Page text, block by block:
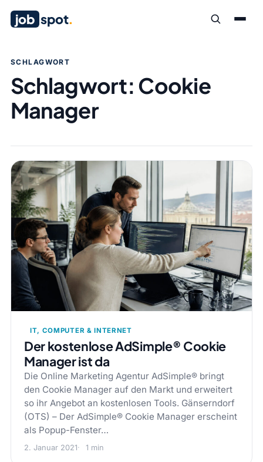
job spot.
SCHLAGWORT
Schlagwort:Cookie
Manager
IT, COMPUTER & INTERNET
Der kostenlose AdSimple® Cookie
Manager ist da
Die Online Marketing Agentur AdSimple® bringt
den Cookie Manager auf den Markt und erweitert
so ihr Angebot an kostenlosen Tools. Gänserndorf
(OTS) – Der AdSimple® Cookie Manager erscheint
als Popup-Fenster…
2. Januar 2021 1 min